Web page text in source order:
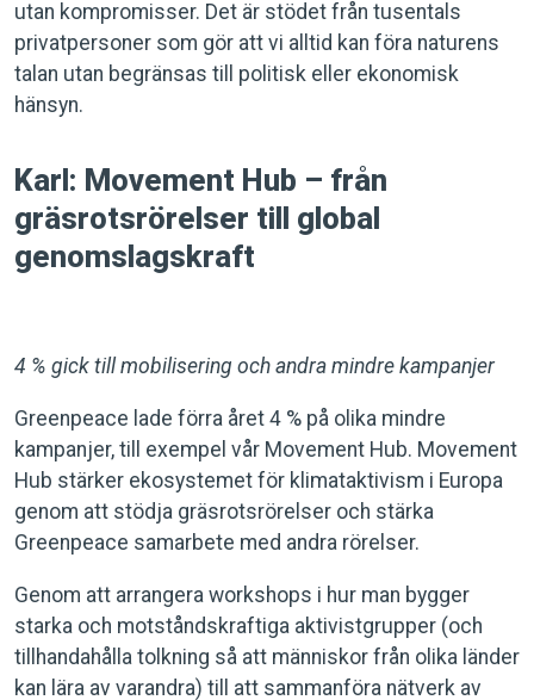
utan kompromisser. Det är stödet från tusentals
privatpersoner som gör att vi alltid kan föra naturens
talan utan begränsas till politisk eller ekonomisk
hänsyn.
Karl: Movement Hub – från
gräsrotsrörelser till global
genomslagskraft
4 % gick till mobilisering och andra mindre kampanjer
Greenpeace lade förra året 4 % på olika mindre
kampanjer, till exempel vår Movement Hub. Movement
Hub stärker ekosystemet för klimataktivism i Europa
genom att stödja gräsrotsrörelser och stärka
Greenpeace samarbete med andra rörelser.
Genom att arrangera workshops i hur man bygger
starka och motståndskraftiga aktivistgrupper (och
tillhandahålla tolkning så att människor från olika länder
kan lära av varandra) till att sammanföra nätverk av